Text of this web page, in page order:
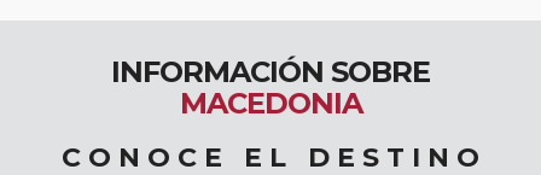
INFORMACIÓN SOBRE
MACEDONIA
C O N O C E E L D E S T I N O